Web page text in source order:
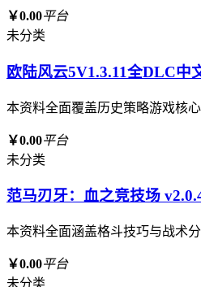
￥0.00平台
未分类
欧陆风云5V1.3.11全DLC中
本资料全面覆盖历史策略游戏核
￥0.00平台
未分类
范马刃牙：血之竞技场
本资料全面涵盖格斗技巧与战术
￥0.00平台
未分类